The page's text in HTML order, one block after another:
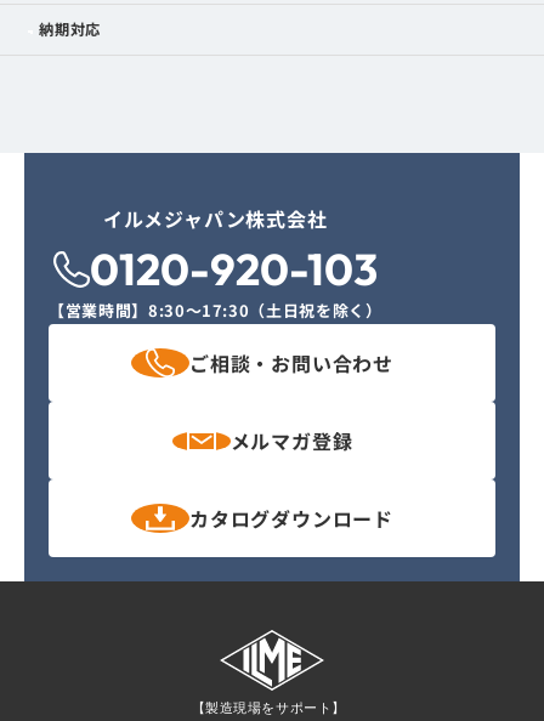
納期対応
イルメジャパン株式会社
0120-920-103
【営業時間】 8:30〜17:30（土日祝を除く）
ご相談・ お問い合わせ
メルマガ登録
カタログダウンロード
【製造現場をサポート】